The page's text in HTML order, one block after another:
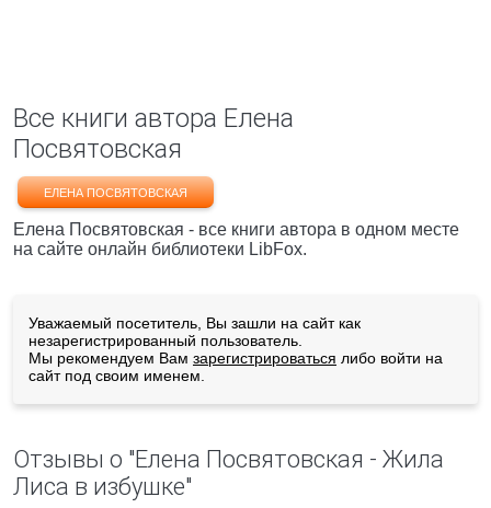
Все книги автора Елена
Посвятовская
ЕЛЕНА ПОСВЯТОВСКАЯ
Елена Посвятовская - все книги автора в одном месте
на сайте онлайн библиотеки LibFox.
Уважаемый посетитель, Вы зашли на сайт как
незарегистрированный пользователь.
Мы рекомендуем Вам зарегистрироваться либо войти на
сайт под своим именем.
Отзывы о "Елена Посвятовская - Жила
Лиса в избушке"